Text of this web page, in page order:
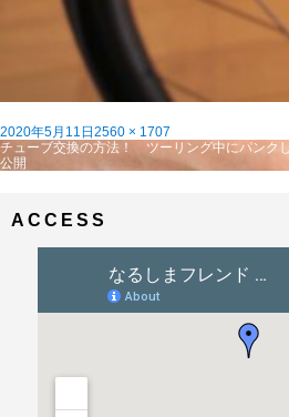
投
稿
日:
2020年5月11日 フ
ル
2560 × 1707
投
稿
ー
チューブ交換の方法！ ツーリング中にパンク
公開
ACCESS